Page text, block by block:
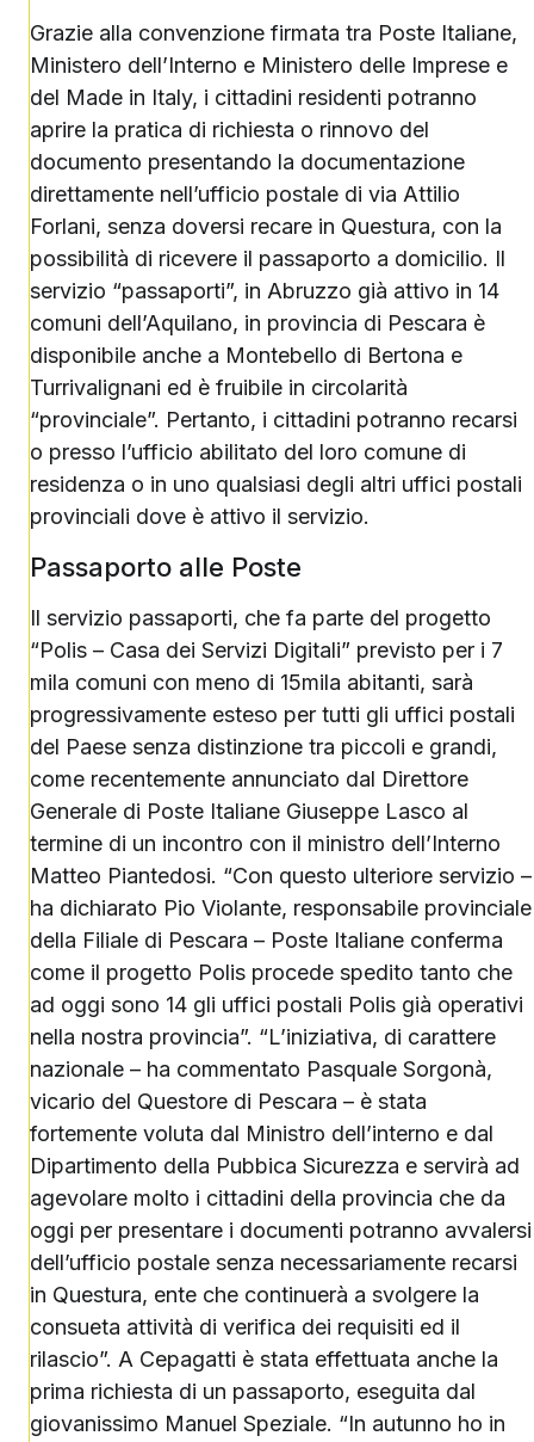
Grazie alla convenzione firmata tra Poste Italiane,
Ministero dell’Interno e Ministero delle Imprese e
del Made in Italy, i cittadini residenti potranno
aprire la pratica di richiesta o rinnovo del
documento presentando la documentazione
direttamente nell’ufficio postale di via Attilio
Forlani, senza doversi recare in Questura, con la
possibilità di ricevere il passaporto a domicilio. Il
servizio “passaporti”, in Abruzzo già attivo in 14
comuni dell’Aquilano, in provincia di Pescara è
disponibile anche a Montebello di Bertona e
Turrivalignani ed è fruibile in circolarità
“provinciale”. Pertanto, i cittadini potranno recarsi
o presso l’ufficio abilitato del loro comune di
residenza o in uno qualsiasi degli altri uffici postali
provinciali dove è attivo il servizio.
Passaporto alle Poste
Il servizio passaporti, che fa parte del progetto
“Polis – Casa dei Servizi Digitali” previsto per i 7
mila comuni con meno di 15mila abitanti, sarà
progressivamente esteso per tutti gli uffici postali
del Paese senza distinzione tra piccoli e grandi,
come recentemente annunciato dal Direttore
Generale di Poste Italiane Giuseppe Lasco al
termine di un incontro con il ministro dell’Interno
Matteo Piantedosi. “Con questo ulteriore servizio –
ha dichiarato Pio Violante, responsabile provinciale
della Filiale di Pescara – Poste Italiane conferma
come il progetto Polis procede spedito tanto che
ad oggi sono 14 gli uffici postali Polis già operativi
nella nostra provincia”. “L’iniziativa, di carattere
nazionale – ha commentato Pasquale Sorgonà,
vicario del Questore di Pescara – è stata
fortemente voluta dal Ministro dell’interno e dal
Dipartimento della Pubbica Sicurezza e servirà ad
agevolare molto i cittadini della provincia che da
oggi per presentare i documenti potranno avvalersi
dell’ufficio postale senza necessariamente recarsi
in Questura, ente che continuerà a svolgere la
consueta attività di verifica dei requisiti ed il
rilascio”. A Cepagatti è stata effettuata anche la
prima richiesta di un passaporto, eseguita dal
giovanissimo Manuel Speziale. “In autunno ho in